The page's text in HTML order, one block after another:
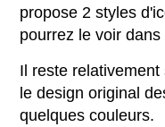
propose 2 styles
pourrez le voir
Il reste
le design original
quelques couleurs.